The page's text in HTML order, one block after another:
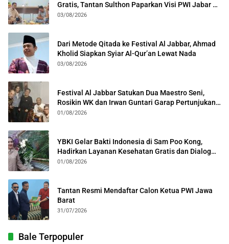
Gratis, Tantan Sulthon Paparkan Visi PWI Jabar di
Kota Bogor
03/08/2026
Dari Metode Qitada ke Festival Al Jabbar, Ahmad
Kholid Siapkan Syiar Al-Qur’an Lewat Nada
03/08/2026
Festival Al Jabbar Satukan Dua Maestro Seni,
Rosikin WK dan Irwan Guntari Garap Pertunjukan
Kolosal
01/08/2026
YBKI Gelar Bakti Indonesia di Sam Poo Kong,
Hadirkan Layanan Kesehatan Gratis dan Dialog
Kebangsaan
01/08/2026
Tantan Resmi Mendaftar Calon Ketua PWI Jawa
Barat
31/07/2026
Bale Terpopuler